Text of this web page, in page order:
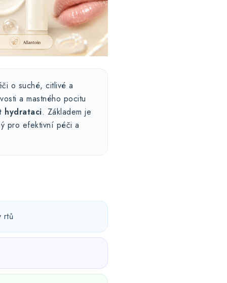
o suché, citlivé a
a mastného pocitu
hydrataci. Základem je
pro efektivní péči a
rtů